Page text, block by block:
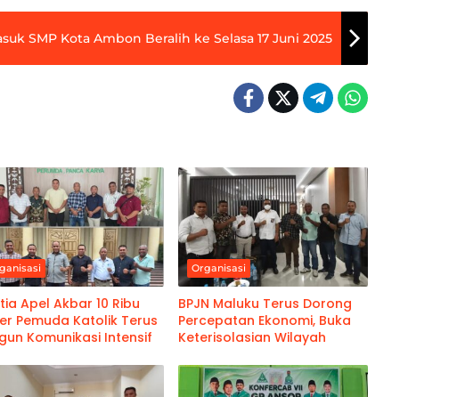
SMP Kota Ambon Beralih ke Selasa 17 Juni 2025
Apel Akbar 10 Ribu
Pemuda Katolik Terus
Komunikasi Intensif
Organisasi
BPJN Maluku Terus Dorong
Percepatan Ekonomi, Buka
Keterisolasian Wilayah